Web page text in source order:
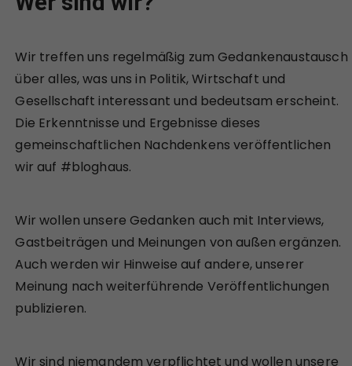
Wir treffen uns regelmäßig zum Gedankenaustausch
über alles, was uns in Politik, Wirtschaft und
Gesellschaft interessant und bedeutsam erscheint.
Die Erkenntnisse und Ergebnisse dieses
gemeinschaftlichen Nachdenkens veröffentlichen
wir auf #bloghaus.
Wir wollen unsere Gedanken auch mit Interviews,
Gastbeiträgen und Meinungen von außen ergänzen.
Auch werden wir Hinweise auf andere, unserer
Meinung nach weiterführende Veröffentlichungen
publizieren.
Wir sind niemandem verpflichtet und wollen unsere